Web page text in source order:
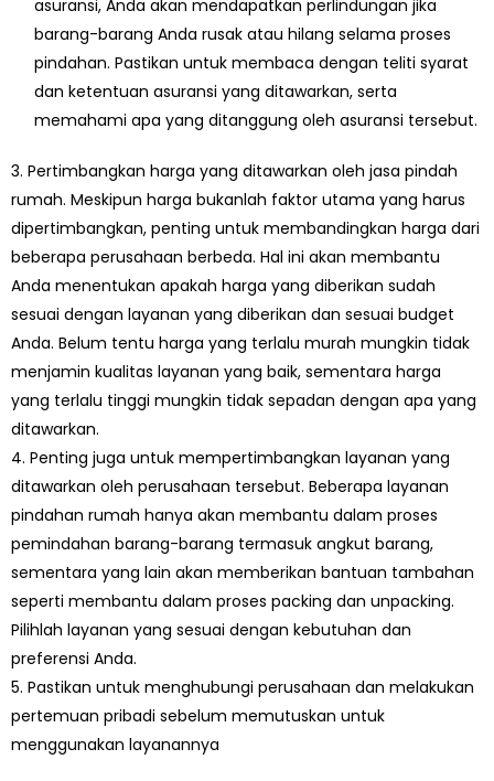
asuransi, Anda akan mendapatkan perlindungan jika
barang-barang Anda rusak atau hilang selama proses
pindahan. Pastikan untuk membaca dengan teliti syarat
dan ketentuan asuransi yang ditawarkan, serta
memahami apa yang ditanggung oleh asuransi tersebut.
3. Pertimbangkan harga yang ditawarkan oleh jasa pindah
rumah. Meskipun harga bukanlah faktor utama yang harus
dipertimbangkan, penting untuk membandingkan harga dari
beberapa perusahaan berbeda. Hal ini akan membantu
Anda menentukan apakah harga yang diberikan sudah
sesuai dengan layanan yang diberikan dan sesuai budget
Anda. Belum tentu harga yang terlalu murah mungkin tidak
menjamin kualitas layanan yang baik, sementara harga
yang terlalu tinggi mungkin tidak sepadan dengan apa yang
ditawarkan.
4. Penting juga untuk mempertimbangkan layanan yang
ditawarkan oleh perusahaan tersebut. Beberapa layanan
pindahan rumah hanya akan membantu dalam proses
pemindahan barang-barang termasuk angkut barang,
sementara yang lain akan memberikan bantuan tambahan
seperti membantu dalam proses packing dan unpacking.
Pilihlah layanan yang sesuai dengan kebutuhan dan
preferensi Anda.
5. Pastikan untuk menghubungi perusahaan dan melakukan
pertemuan pribadi sebelum memutuskan untuk
menggunakan layanannya